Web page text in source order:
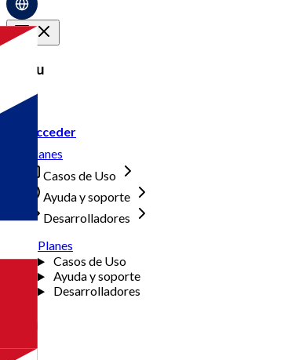
Menu
Acceder
Planes
Casos de Uso
Ayuda y soporte
Desarrolladores
Planes
Casos de Uso
Ayuda y soporte
Desarrolladores